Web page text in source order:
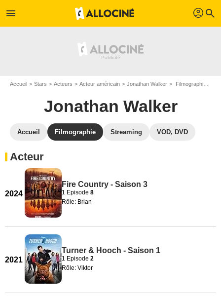
menu profil search
Accueil Stars Acteurs Acteur américain Jonathan Walker Filmographie Jonathan Walker
Jonathan Walker
Accueil Filmographie Streaming VOD, DVD
Acteur
2024
Fire Country - Saison 3
1 Episode 8
Rôle: Brian
2021
Turner & Hooch - Saison 1
1 Episode 2
Rôle: Viktor